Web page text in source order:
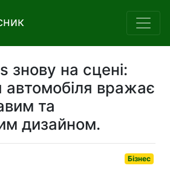
знову на сцені:
автомобіля вражає
та
дизайном.
Бізнес